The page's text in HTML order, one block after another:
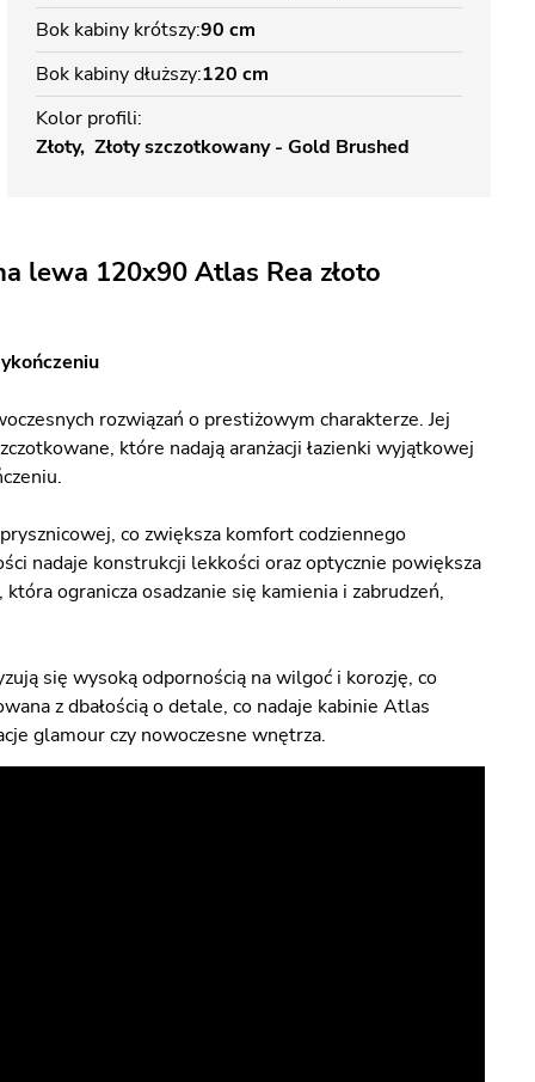
Bok kabiny krótszy90 cm
Bok kabiny dłuższy 120 cm
Kolor profili
Złoty Złoty szczotkowany - Gold Brushed
lewa 120x90 Atlas Rea złoto
rozwiązań o prestiżowym charakterze. Jej
które nadają aranżacji łazienki wyjątkowej
co zwiększa komfort codziennego
nadaje konstrukcji lekkości oraz optycznie powiększa
ogranicza osadzanie się kamienia i zabrudzeń,
się wysoką odpornością na wilgoć i korozję, co
z dbałością o detale, co nadaje kabinie Atlas
glamour czy nowoczesne wnętrza.